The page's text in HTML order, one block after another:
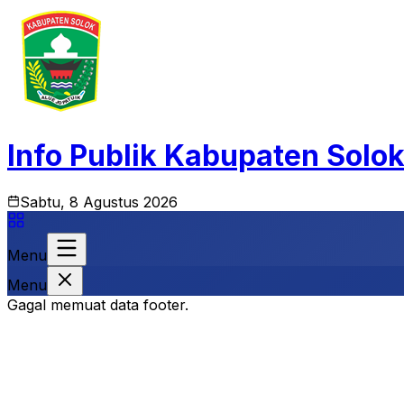
Info Publik Kabupaten Solok
Sabtu, 8 Agustus 2026
Menu
Menu
Gagal memuat data footer.